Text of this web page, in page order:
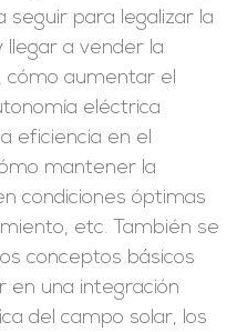
seguir para legalizar la
llegar a vender la
cómo aumentar el
eléctrica
eficiencia en el
mantener la
condiciones óptimas
etc. También se
conceptos básicos
en una integración
del campo solar, los